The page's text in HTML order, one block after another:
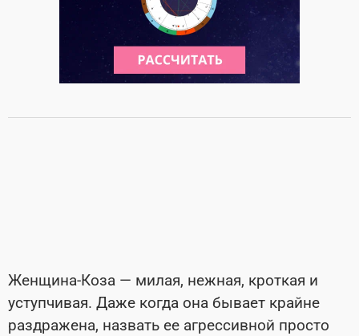
Женщина-Коза — милая, нежная, кроткая и
уступчивая. Даже когда она бывает крайне
раздражена, назвать ее агрессивной просто